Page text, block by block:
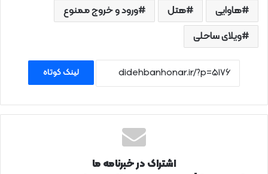
هاوایی
هتل
ورود و خروج ممنوع
ویلای ساحلی
لینک کوتاه
اشتراک در خبرنامه ما